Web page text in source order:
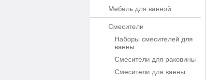
Мебель для ванной
Смесители
Наборы смесителей для
ванны
Смесители для раковины
Смесители для ванны